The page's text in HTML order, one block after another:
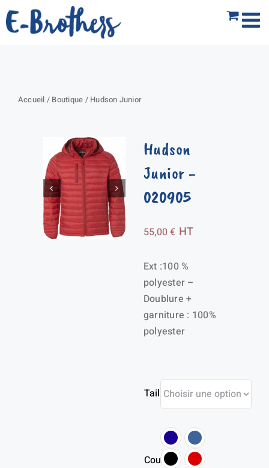
Passer
au
Accueil / Boutique / Hudson Junior
Hudson
Junior -
020905
55,00€ HT
Ext :100 %
polyester –
Doublure +
garniture : 100%
polyester
Taille
Couleur